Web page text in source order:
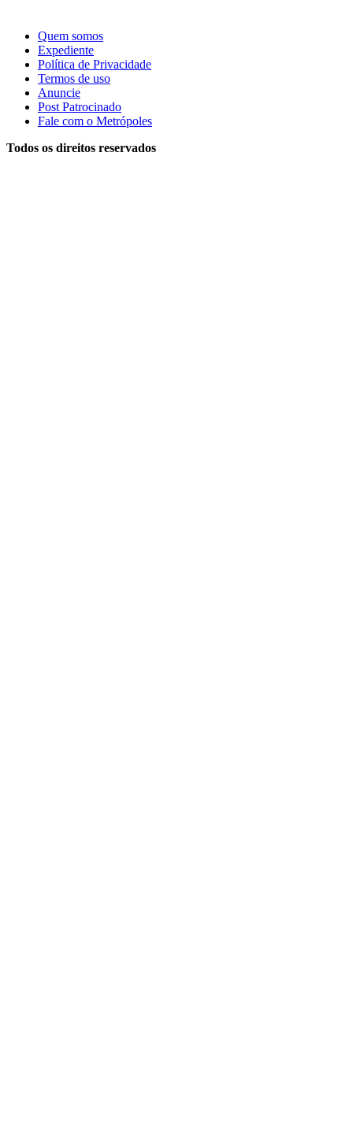
Quem somos
Expediente
Política de Privacidade
Termos de uso
Anuncie
Post Patrocinado
Fale com o Metrópoles
Todos os direitos reservados